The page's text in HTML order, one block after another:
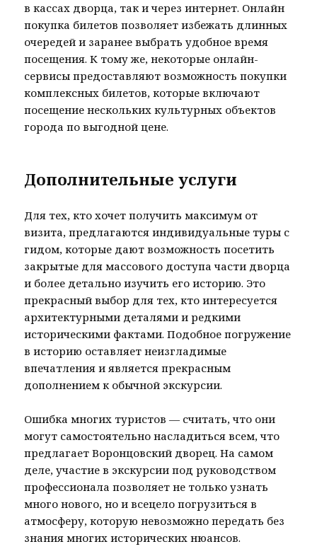
в кассах дворца, так и через интернет. Онлайн
покупка билетов позволяет избежать длинных
очередей и заранее выбрать удобное время
посещения. К тому же, некоторые онлайн-
сервисы предоставляют возможность покупки
комплексных билетов, которые включают
посещение нескольких культурных объектов
города по выгодной цене.
Дополнительные услуги
Для тех, кто хочет получить максимум от
визита, предлагаются индивидуальные туры с
гидом, которые дают возможность посетить
закрытые для массового доступа части дворца
и более детально изучить его историю. Это
прекрасный выбор для тех, кто интересуется
архитектурными деталями и редкими
историческими фактами. Подобное погружение
в историю оставляет неизгладимые
впечатления и является прекрасным
дополнением к обычной экскурсии.
Ошибка многих туристов — считать, что они
могут самостоятельно насладиться всем, что
предлагает Воронцовский дворец. На самом
деле, участие в экскурсии под руководством
профессионала позволяет не только узнать
много нового, но и всецело погрузиться в
атмосферу, которую невозможно передать без
знания многих исторических нюансов.